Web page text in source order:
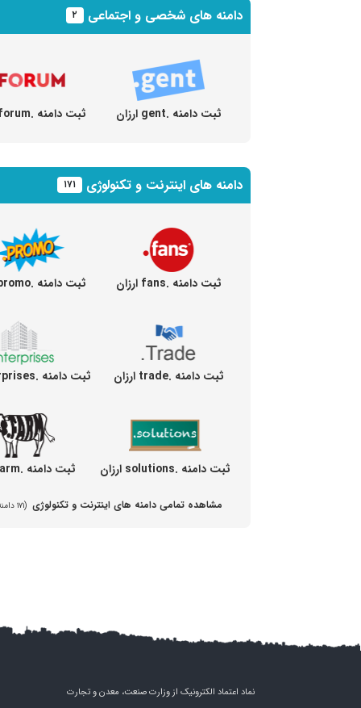
دامنه های شخصی و اجتماعی ۲
ثبت دامنه .gent ارزان ثبت دامنه .forum ارزان
دامنه های اینترنت و تکنولوژی ۱۷۱
ثبت دامنه .fans ارزان ثبت دامنه .promo ارزان
ثبت دامنه .trade ارزان ثبت دامنه .enterprises ارزان
ثبت دامنه .solutions ارزان ثبت دامنه .farm ارزان
مشاهده تمامی دامنه های اینترنت و تکنولوژی (۱۷۱ دامنه مختلف)
نماد اعتماد الکترونیک از وزارت صنعت، معدن و تجارت